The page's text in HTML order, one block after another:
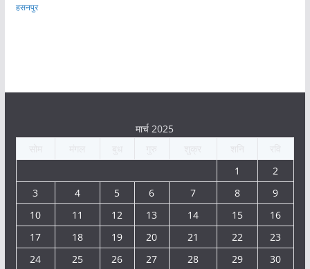
हसनपुर
मार्च 2025
1
2
3
4 5 6 7 8
9
10
11 12 13 14 15
16
17
18 19 20 21 22
23
24
25 26 27 28 29 30